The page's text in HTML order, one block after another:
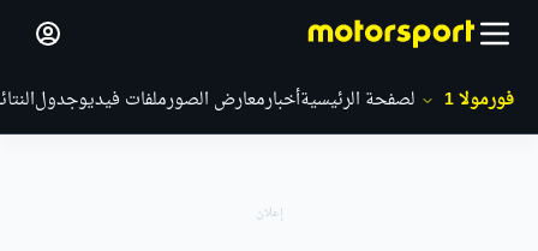
فورمولا 1 الصفحة الرئيسيةأخبارمعارض الصورملفات فيديوجدول